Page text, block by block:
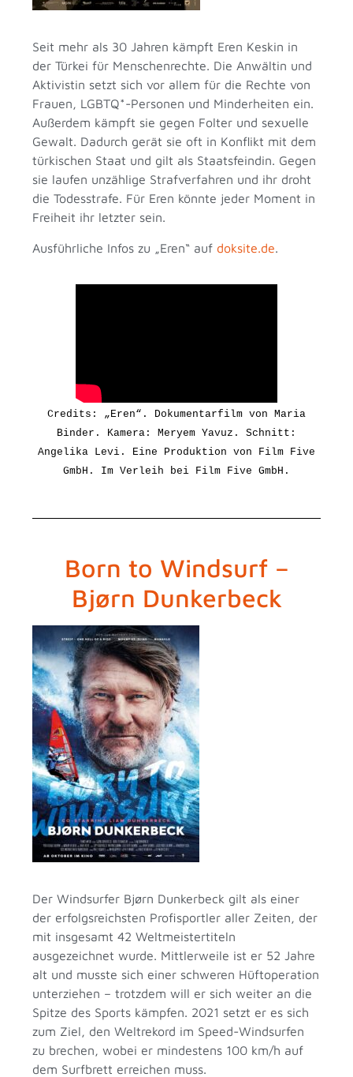
Seit mehr als 30 Jahren kämpft Eren Keskin in
der Türkei für Menschenrechte. Die Anwältin und
Aktivistin setzt sich vor allem für die Rechte von
Frauen, LGBTQ*-Personen und Minderheiten ein.
Außerdem kämpft sie gegen Folter und sexuelle
Gewalt. Dadurch gerät sie oft in Konflikt mit dem
türkischen Staat und gilt als Staatsfeindin. Gegen
sie laufen unzählige Strafverfahren und ihr droht
die Todesstrafe. Für Eren könnte jeder Moment in
Freiheit ihr letzter sein.
Ausführliche Infos zu „Eren“ auf doksite.de.
Credits: „Eren“. Dokumentarfilm von Maria
Binder. Kamera: Meryem Yavuz. Schnitt:
Angelika Levi. Eine Produktion von Film Five
GmbH . Im Verleih bei Film Five GmbH.
Born to Windsurf –
Bjørn Dunkerbeck
Der Windsurfer Bjørn Dunkerbeck gilt als einer
der erfolgsreichsten Profisportler aller Zeiten, der
mit insgesamt 42 Weltmeistertiteln
ausgezeichnet wurde. Mittlerweile ist er 52 Jahre
alt und musste sich einer schweren Hüftoperation
unterziehen – trotzdem will er sich weiter an die
Spitze des Sports kämpfen. 2021 setzt er es sich
zum Ziel, den Weltrekord im Speed-Windsurfen
zu brechen, wobei er mindestens 100 km/h auf
dem Surfbrett erreichen muss.